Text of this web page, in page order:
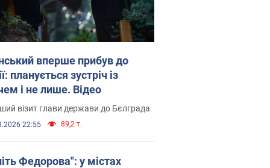
вперше прибув до
планується зустріч із
і не лише. Відео
візит глави держави до Бєлграда
22:55 89,2 т.
Федорова": у містах